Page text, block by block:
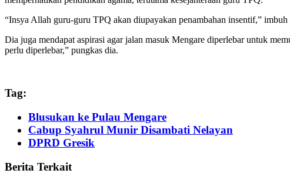
“Insya Allah guru-guru TPQ akan diupayakan penambahan insentif,” imbuh
Dia juga mendapat aspirasi agar jalan masuk Mengare diperlebar untuk
perlu diperlebar,” pungkas dia.
Tag:
Blusukan ke Pulau Mengare
Cabup Syahrul Munir Disambati Nelayan
DPRD Gresik
Berita Terkait